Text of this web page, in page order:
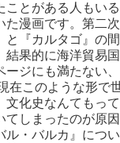
とがある人もい
漫画です。第二
『カルタゴ』の
果的に海洋貿易
ジにも満たない
在このような形で
化史なんてもっ
しまったのが原
・バルカ』につ